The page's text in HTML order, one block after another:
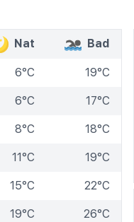
Nat Bad
6°C 19°C
6°C 17°C
8°C 18°C
11°C 19°C
15°C 22°C
19°C 26°C